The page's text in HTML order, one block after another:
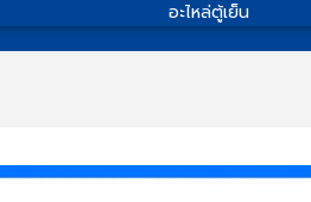
อะไหล่ตู้เย็น